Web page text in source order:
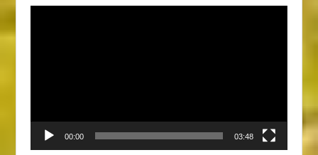
00:00 03:48